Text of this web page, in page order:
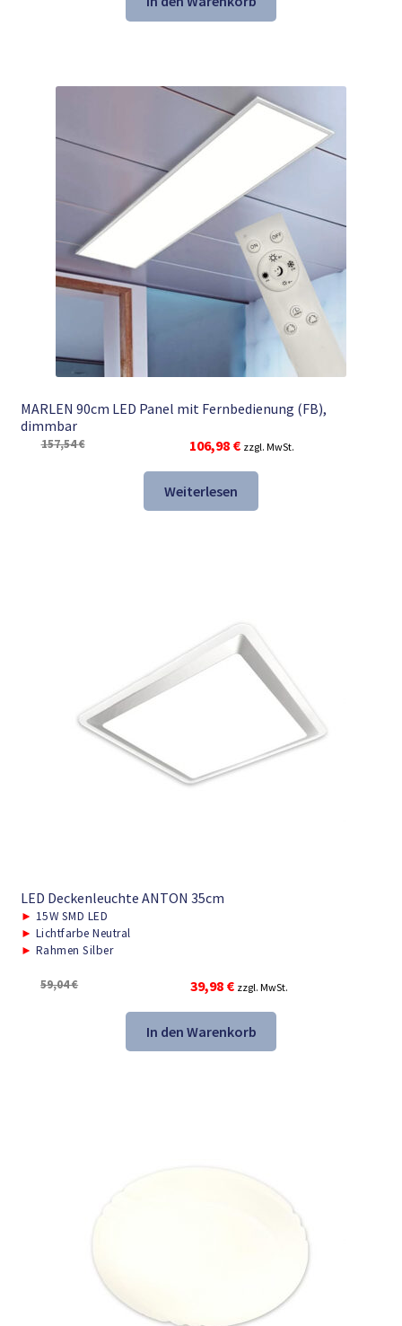
399,99 € 299,99 €.
MARLEN 90cm LED Panel mit Fernbedienung (FB),
dimmbar
157,54€
Ursprünglicher
war:
157,54 €
106,98 €Aktueller
106,98 €.
zzgl. MwSt.
Weiterlesen
LED Deckenleuchte ANTON 35cm
► 15W SMD LED
► Lichtfarbe Neutral
► Rahmen Silber
59,04€
Ursprünglicher
war:
59,04 €
39,98 €Aktueller
ist:
39,98 €.
zzgl. MwSt.
In den Warenkorb